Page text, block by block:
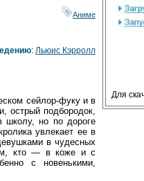
Для
Аниме
: Льюис Кэрролл
сейлор-фуку и в
острый подбородок,
школу, но по дороге
увлекает ее в
в чудесных
кто — в коже и с
с новенькими,